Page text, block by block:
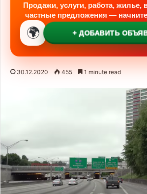
Продажи, услуги, работа, жилье,
частные предложения —
🌍 + ДОБАВИТЬ
30.12.2020 455 1 minute read